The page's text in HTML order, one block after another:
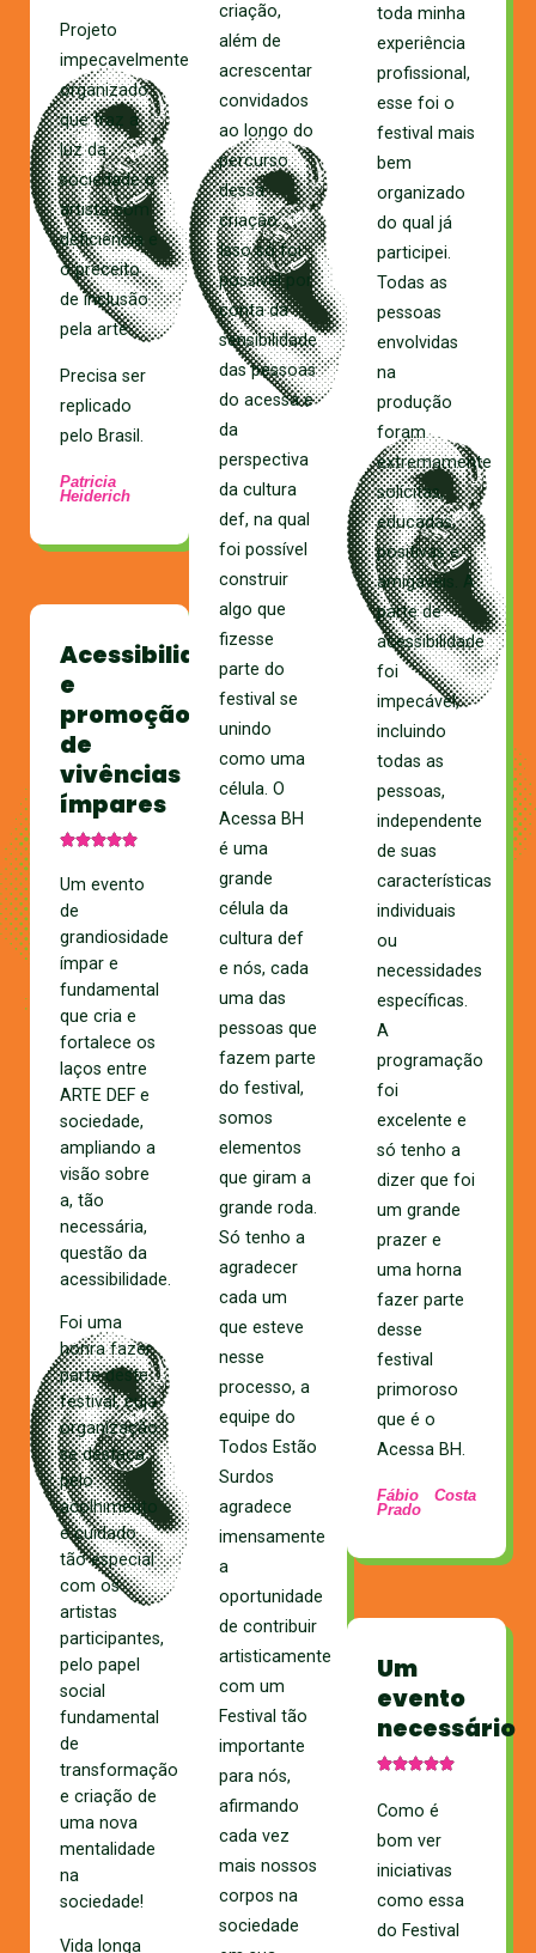
Projeto
impecavelmente
organizado
que traz a
luz da
sociedade o
artista com
deficiência e
o preceito
de inclusão
pela arte.
Precisa ser
replicado
pelo Brasil.
Patricia
Heiderich
Acessibilidade
e
promoção
de
vivências
ímpares
Um evento
de
grandiosidade
ímpar e
fundamental
que cria e
fortalece os
laços entre
ARTE DEF e
sociedade,
ampliando a
visão sobre
a, tão
necessária,
questão da
acessibilidade.
Foi uma
honra fazer
parte deste
festival, cuja
organização
se destaca
pelo
acolhimento
e cuidado
tão especial
com os
artistas
participantes,
pelo papel
social
fundamental
de
transformação
e criação de
uma nova
mentalidade
na
sociedade!
Vida longa
criação,
além de
acrescentar
convidados
ao longo do
percurso
dessa
criação.
Isso só foi
possível por
conta da
sensibilidade
das pessoas
do acessa e
da
perspectiva
da cultura
def, na qual
foi possível
construir
algo que
fizesse
parte do
festival se
unindo
como uma
célula. O
Acessa BH
é uma
grande
célula da
cultura def
e nós, cada
uma das
pessoas que
fazem parte
do festival,
somos
elementos
que giram a
grande roda.
Só tenho a
agradecer
cada um
que esteve
nesse
processo, a
equipe do
Todos Estão
Surdos
agradece
imensamente
a
oportunidade
de contribuir
artisticamente
com um
Festival tão
importante
para nós,
afirmando
cada vez
mais nossos
corpos na
sociedade
toda minha
experiência
profissional,
esse foi o
festival mais
bem
organizado
do qual já
participei.
Todas as
pessoas
envolvidas
na
produção
foram
extremamente
solícitas,
educadas,
positivas e
amigáveis. A
parte de
acessibilidade
foi
impecável,
incluindo
todas as
pessoas,
independente
de suas
características
individuais
ou
necessidades
específicas.
A
programação
foi
excelente e
só tenho a
dizer que foi
um grande
prazer e
uma horna
fazer parte
desse
festival
primoroso
que é o
Acessa BH.
Fábio Costa
Prado
Um
evento
necessário
Como é
bom ver
iniciativas
como essa
do Festival